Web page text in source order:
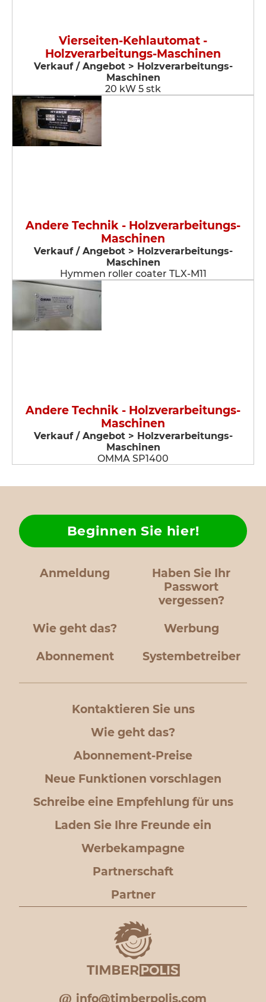
Vierseiten-Kehlautomat -
Holzverarbeitungs-Maschinen
Verkauf / Angebot > Holzverarbeitungs-
Maschinen
20 kW 5 stk
Andere Technik - Holzverarbeitungs-
Maschinen
Verkauf / Angebot > Holzverarbeitungs-
Maschinen
Hymmen roller coater TLX-M11
Andere Technik - Holzverarbeitungs-
Maschinen
Verkauf / Angebot > Holzverarbeitungs-
Maschinen
OMMA SP1400
Anmeldung
Haben Sie Ihr
Passwort
vergessen?
Wie geht das?
Beginnen Sie hier!
Werbung
Abonnement Systembetreiber
Kontaktieren Sie uns
Wie geht das?
Abonnement-Preise
Neue Funktionen vorschlagen
Schreibe eine Empfehlung für uns
Laden Sie Ihre Freunde ein
Werbekampagne
Partnerschaft
Partner
info@timberpolis.com